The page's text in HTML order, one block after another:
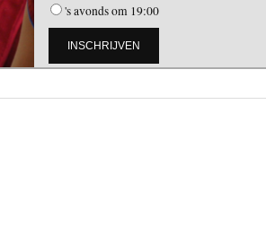
's avonds om 19:00